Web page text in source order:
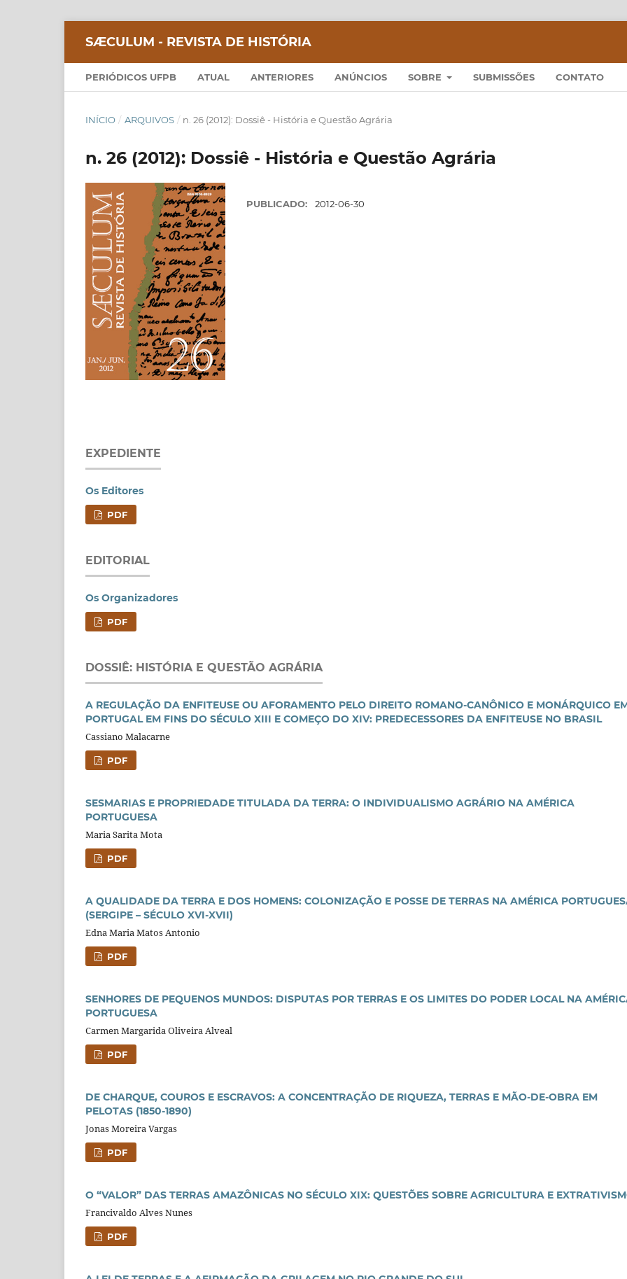
SÆCULUM - REVISTA DE HISTÓRIA
PERIÓDICOS UFPB ATUAL ANTERIORES ANÚNCIOS SOBRE SUBMISSÕES CONTATO
INÍCIO / ARQUIVOS / n. 26 (2012): Dossiê - História e Questão Agrária
n. 26 (2012): Dossiê - História e Questão Agrária
PUBLICADO: 2012-06-30
EXPEDIENTE
Os Editores
PDF
EDITORIAL
Os Organizadores
PDF
DOSSIÊ: HISTÓRIA E QUESTÃO AGRÁRIA
A REGULAÇÃO DA ENFITEUSE OU AFORAMENTO PELO DIREITO ROMANO-CANÔNICO E MONÁRQUICO
PORTUGAL EM FINS DO SÉCULO XIII E COMEÇO DO XIV: PREDECESSORES DA ENFITEUSE NO BRASIL
Cassiano Malacarne
PDF
SESMARIAS E PROPRIEDADE TITULADA DA TERRA: O INDIVIDUALISMO AGRÁRIO NA AMÉRICA
PORTUGUESA
Maria Sarita Mota
PDF
A QUALIDADE DA TERRA E DOS HOMENS: COLONIZAÇÃO E POSSE DE TERRAS NA AMÉRICA
(SERGIPE – SÉCULO XVI-XVII)
Edna Maria Matos Antonio
PDF
SENHORES DE PEQUENOS MUNDOS: DISPUTAS POR TERRAS E OS LIMITES DO PODER LOCAL NA
PORTUGUESA
Carmen Margarida Oliveira Alveal
PDF
DE CHARQUE, COUROS E ESCRAVOS: A CONCENTRAÇÃO DE RIQUEZA, TERRAS E MÃO-DE-OBRA EM
PELOTAS (1850-1890)
Jonas Moreira Vargas
PDF
O “VALOR” DAS TERRAS AMAZÔNICAS NO SÉCULO XIX: QUESTÕES SOBRE AGRICULTURA E
Francivaldo Alves Nunes
PDF